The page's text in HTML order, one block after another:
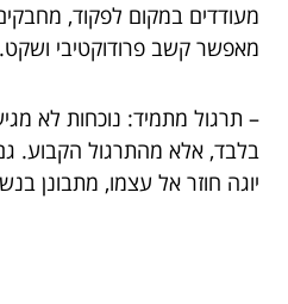
מעודדים במקום לפקוד,
מאפשר קשב פרודוקטיבי ושקט.
– תרגול מתמיד: נוכחות לא
בלבד, אלא מהתרגול הקבוע.
יוגה חוזר אל עצמו, מתבונן